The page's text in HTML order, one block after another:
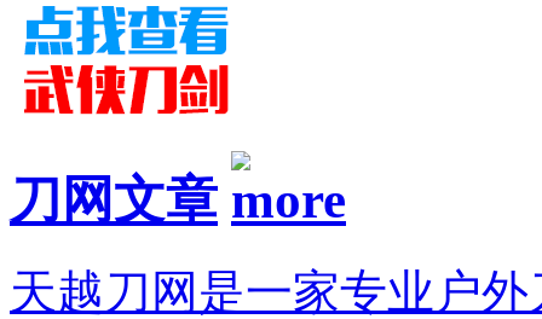
刀网文章
天越刀网是一家专业户